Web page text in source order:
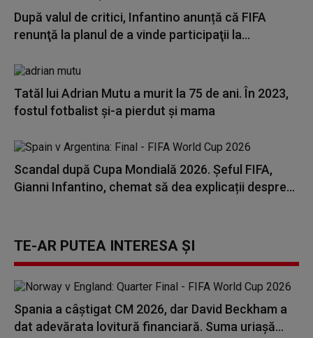
După valul de critici, Infantino anunță că FIFA
renunţă la planul de a vinde participaţii la...
Tatăl lui Adrian Mutu a murit la 75 de ani. În 2023,
fostul fotbalist și-a pierdut și mama
Scandal după Cupa Mondială 2026. Șeful FIFA,
Gianni Infantino, chemat să dea explicații despre...
TE-AR PUTEA INTERESA ȘI
Spania a câștigat CM 2026, dar David Beckham a
dat adevărata lovitură financiară. Suma uriașă...